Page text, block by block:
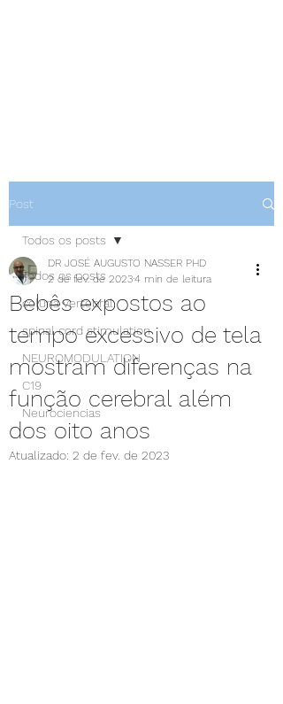
Post
Todos os posts
coluna vertebral
spinal cord stimulation
NEUROMODULATION
C19
Neurociencias
Todos os posts
Bebês expostos ao
tempo excessivo de tela
mostram diferenças na
função cerebral além
dos oito anos
DR JOSÉ AUGUSTO NASSER PHD
2 de fev. de 20234 min de leitura
Atualizado: 2 de fev. de 2023